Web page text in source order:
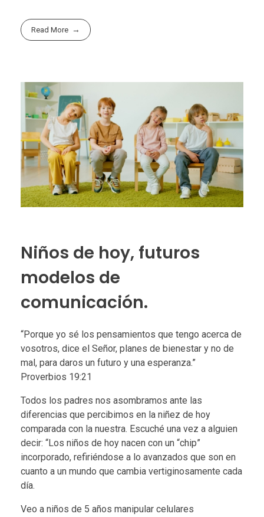
Read More
Niños de hoy, futuros
modelos de
comunicación.
“Porque yo sé los pensamientos que tengo acerca de
vosotros, dice el Señor, planes de bienestar y no de
mal, para daros un futuro y una esperanza.”
Proverbios 19:21
Todos los padres nos asombramos ante las
diferencias que percibimos en la niñez de hoy
comparada con la nuestra. Escuché una vez a alguien
decir: “Los niños de hoy nacen con un “chip”
incorporado, refiriéndose a lo avanzados que son en
cuanto a un mundo que cambia vertiginosamente cada
día.
Veo a niños de 5 años manipular celulares